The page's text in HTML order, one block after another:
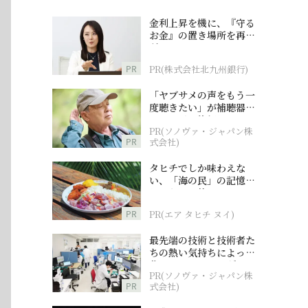
PR
金利上昇を機に、『守る
お金』の置き場所を再検
討
PR(株式会社北九州銀行)
PR
「ヤブサメの声をもう一
度聴きたい」が補聴器チ
ャレンジの後押しに
PR(ソノヴァ・ジャパン株
式会社)
PR
タヒチでしか味わえな
い、「海の民」の記憶へ
とつながる旅
PR(エア タヒチ ヌイ)
PR
最先端の技術と技術者た
ちの熱い気持ちによって
作られているオーダーメ
イド補聴器
PR(ソノヴァ・ジャパン株
式会社)